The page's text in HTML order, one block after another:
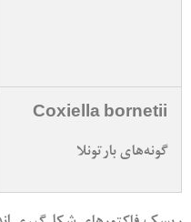
Coxiella bornetii
گونه‌­های بارتونلا